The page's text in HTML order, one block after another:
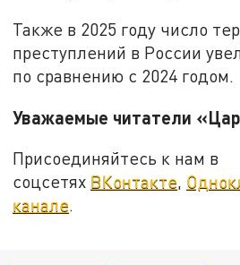
Также в 2025 году число
преступлений в России
по сравнению с 2024 годом.
Уважаемые читатели
Присоединяйтесь к нам в
соцсетях ВКонтакте,
канале.